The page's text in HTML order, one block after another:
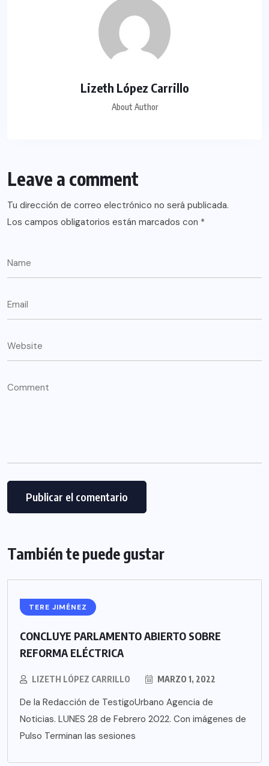
Lizeth López Carrillo
About Author
Leave a comment
Tu dirección de correo electrónico no será publicada.
Los campos obligatorios están marcados con *
También te puede gustar
TERE JIMÉNEZ
CONCLUYE PARLAMENTO ABIERTO SOBRE
REFORMA ELÉCTRICA
LIZETH LÓPEZ CARRILLO MARZO 1, 2022
De la Redacción de TestigoUrbano Agencia de
Noticias. LUNES 28 de Febrero 2022. Con imágenes de
Pulso Terminan las sesiones